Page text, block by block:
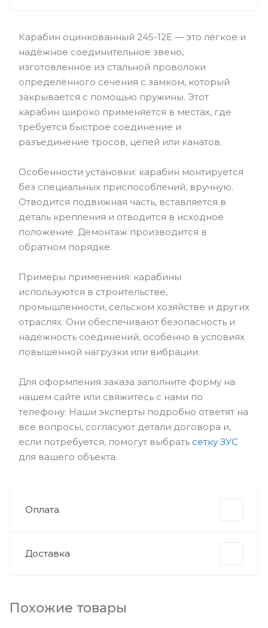
Карабин оцинкованный 245-12E — это лёгкое и
надёжное соединительное звено,
изготовленное из стальной проволоки
определённого сечения с замком, который
закрывается с помощью пружины. Этот
карабин широко применяется в местах, где
требуется быстрое соединение и
разъединение тросов, цепей или канатов.
Особенности установки: карабин монтируется
без специальных приспособлений, вручную.
Отводится подвижная часть, вставляется в
деталь крепления и отводится в исходное
положение. Демонтаж производится в
обратном порядке.
Примеры применения: карабины
используются в строительстве,
промышленности, сельском хозяйстве и других
отраслях. Они обеспечивают безопасность и
надёжность соединений, особенно в условиях
повышенной нагрузки или вибрации.
Для оформления заказа заполните форму на
нашем сайте или свяжитесь с нами по
телефону. Наши эксперты подробно ответят на
все вопросы, согласуют детали договора и,
если потребуется, помогут выбрать сетку ЗУС
для вашего объекта.
Оплата
Доставка
Похожие товары